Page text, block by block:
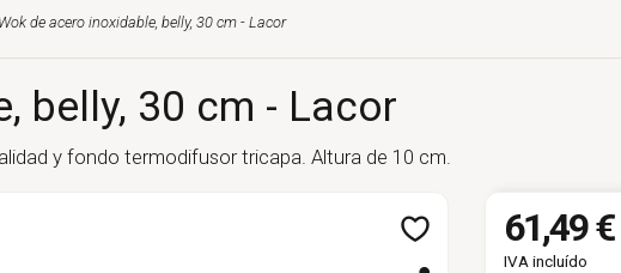
Wok de acero inoxidable, belly, 30 cm - Lacor
belly, 30 cm - Lacor
y fondo termodifusor tricapa. Altura de 10 cm.
61,49 €
IVA incluído